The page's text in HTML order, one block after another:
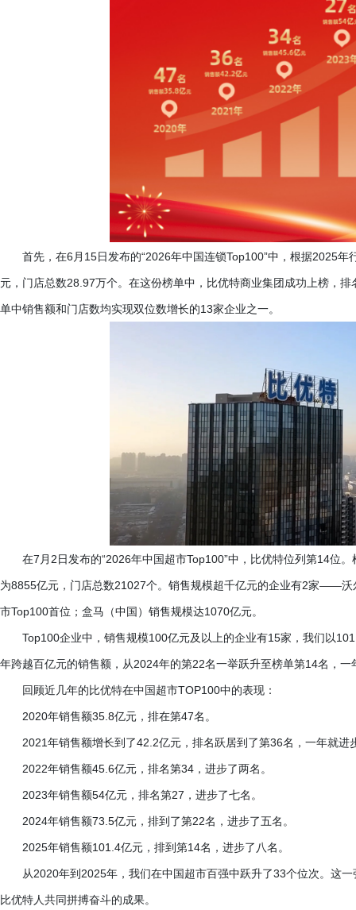
首先，在6月15日发布的“2026年中国连锁Top100”中，根据2025
元，门店总数28.97万个。在这份榜单中，比优特商业集团成功上榜，
单中销售额和门店数均实现双位数增长的13家企业之一。
在7月2日发布的“2026年中国超市Top100”中，比优特位列第14位
为8855亿元，门店总数21027个。销售规模超千亿元的企业有2家——
市Top100首位；盒马（中国）销售规模达1070亿元。
Top100企业中，销售规模100亿元及以上的企业有15家，我们以
年跨越百亿元的销售额，从2024年的第22名一举跃升至榜单第14名，
回顾近几年的比优特在中国超市TOP100中的表现：
2020年销售额35.8亿元，排在第47名。
2021年销售额增长到了42.2亿元，排名跃居到了第36名，一年就进
2022年销售额45.6亿元，排名第34，进步了两名。
2023年销售额54亿元，排名第27，进步了七名。
2024年销售额73.5亿元，排到了第22名，进步了五名。
2025年销售额101.4亿元，排到第14名，进步了八名。
从2020年到2025年，我们在中国超市百强中跃升了33个位次。这
比优特人共同拼搏奋斗的成果。